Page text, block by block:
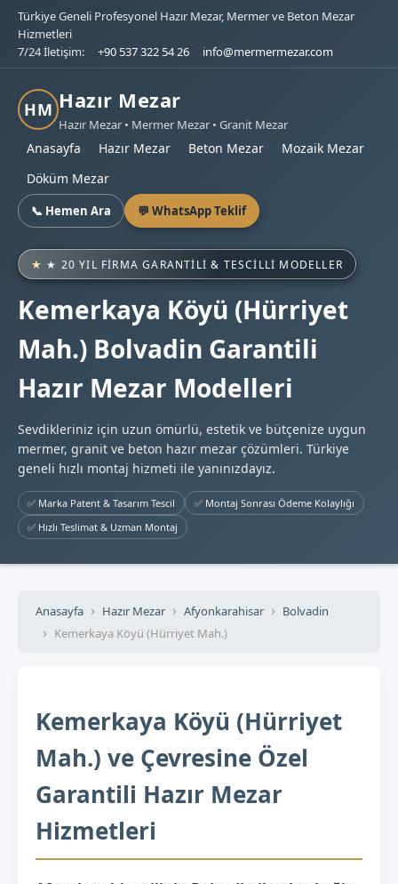
Türkiye Geneli Profesyonel Hazır Mezar, Mermer ve Beton Mezar
Hizmetleri
7/24 İletişim:
+90 537 322 54 26 info@mermermezar.com
HM Hazır Mezar
Hazır Mezar • Mermer Mezar • Granit Mezar
Anasayfa Hazır Mezar Beton Mezar
Mozaik Mezar
Döküm Mezar
📞 Hemen Ara 💬 WhatsApp Teklif
★ 20 YIL FIRMA GARANTILI & TESCILLI MODELLER
Kemerkaya Köyü (Hürriyet
Mah.) Bolvadin Garantili
Hazır Mezar Modelleri
Sevdikleriniz için uzun ömürlü, estetik ve bütçenize uygun
mermer, granit ve beton hazır mezar çözümleri. Türkiye
geneli hızlı montaj hizmeti ile yanınızdayız.
✅ Marka Patent & Tasarım Tescil
✅ Montaj Sonrası Ödeme Kolaylığı
✅ Hızlı Teslimat & Uzman Montaj
Anasayfa Hazır Mezar Afyonkarahisar
Bolvadin
Kemerkaya Köyü (Hürriyet Mah.)
Kemerkaya Köyü (Hürriyet
Mah.) ve Çevresine Özel
Garantili Hazır Mezar
Hizmetleri